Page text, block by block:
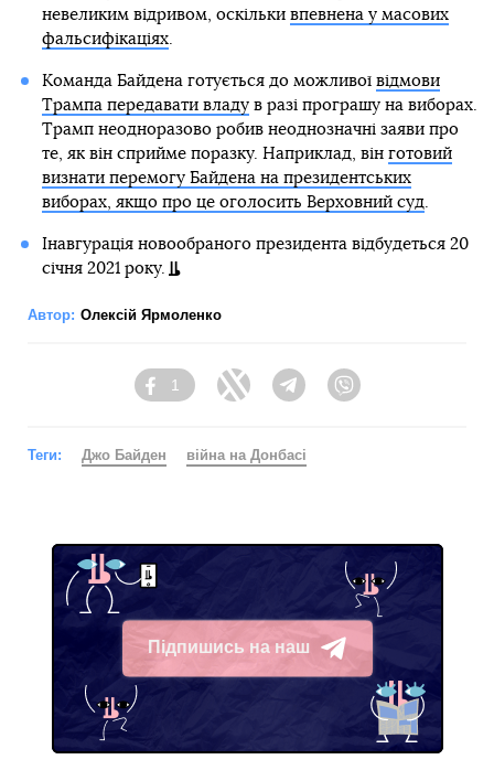
невеликим відривом, оскільки впевнена у масових
фальсифікаціях.
Команда Байдена готується до можливої відмови
Трампа передавати владув разі програшу на виборах.
Трамп неодноразово робив неоднозначні заяви про
те, як він сприйме поразку. Наприклад, він готовий
визнати перемогу Байдена на президентських
виборах, якщо про це оголосить Верховний суд
Інавгурація новообраного президента відбудеться 20
січня 2021 року.
Автор: Олексій Ярмоленко
Facebook
1
Twitter TelegramViber
Теги: Джо Байден війна на Донбасі
Підпишись на наш
Telegram